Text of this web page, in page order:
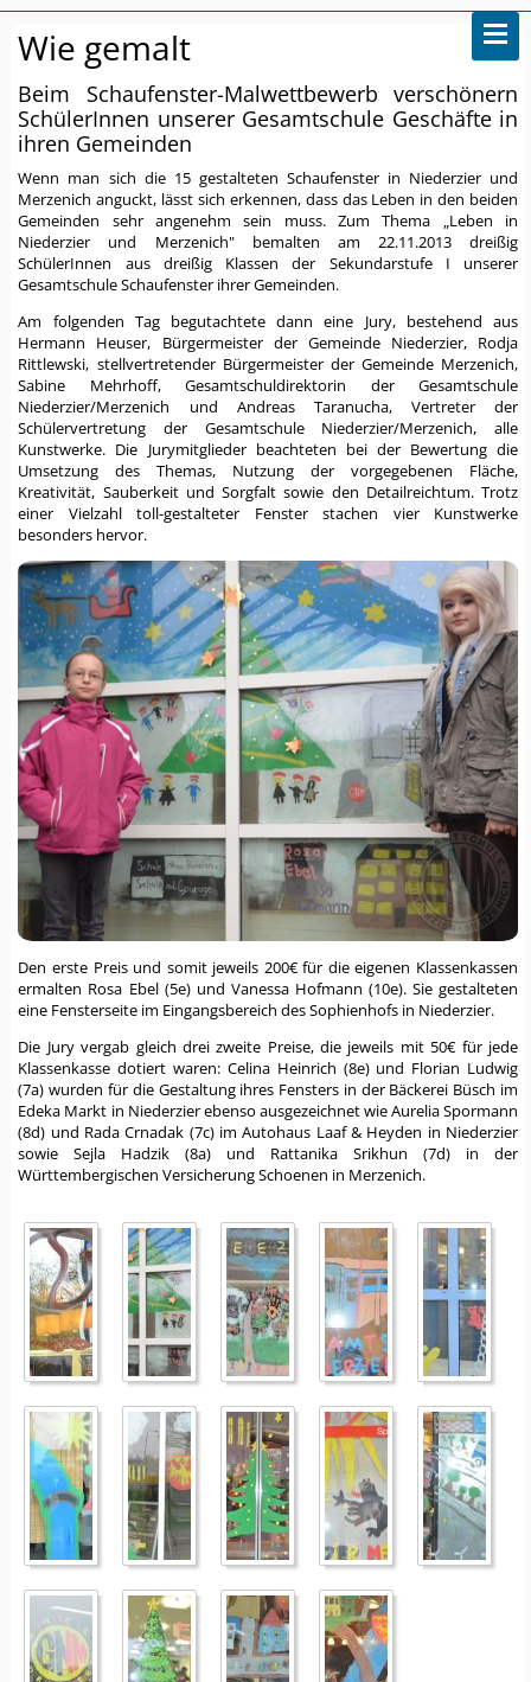
Wie gemalt
Beim Schaufenster-Malwettbewerb verschönern
SchülerInnen unserer Gesamtschule Geschäfte in
ihren Gemeinden
Wenn man sich die 15 gestalteten Schaufenster in Niederzier und
Merzenich anguckt, lässt sich erkennen, dass das Leben in den beiden
Gemeinden sehr angenehm sein muss. Zum Thema „Leben in
Niederzier und Merzenich" bemalten am 22.11.2013 dreißig
SchülerInnen aus dreißig Klassen der Sekundarstufe I unserer
Gesamtschule Schaufenster ihrer Gemeinden.
Am folgenden Tag begutachtete dann eine Jury, bestehend aus
Hermann Heuser, Bürgermeister der Gemeinde Niederzier, Rodja
Rittlewski, stellvertretender Bürgermeister der Gemeinde Merzenich,
Sabine Mehrhoff, Gesamtschuldirektorin der Gesamtschule
Niederzier/Merzenich und Andreas Taranucha, Vertreter der
Schülervertretung der Gesamtschule Niederzier/Merzenich, alle
Kunstwerke. Die Jurymitglieder beachteten bei der Bewertung die
Umsetzung des Themas, Nutzung der vorgegebenen Fläche,
Kreativität, Sauberkeit und Sorgfalt sowie den Detailreichtum. Trotz
einer Vielzahl toll-gestalteter Fenster stachen vier Kunstwerke
besonders hervor.
Den erste Preis und somit jeweils 200€ für die eigenen Klassenkassen
ermalten Rosa Ebel (5e) und Vanessa Hofmann (10e). Sie gestalteten
eine Fensterseite im Eingangsbereich des Sophienhofs in Niederzier.
Die Jury vergab gleich drei zweite Preise, die jeweils mit 50€ für jede
Klassenkasse dotiert waren: Celina Heinrich (8e) und Florian Ludwig
(7a) wurden für die Gestaltung ihres Fensters in der Bäckerei Büsch im
Edeka Markt in Niederzier ebenso ausgezeichnet wie Aurelia Spormann
(8d) und Rada Crnadak (7c) im Autohaus Laaf & Heyden in Niederzier
sowie Sejla Hadzik (8a) und Rattanika Srikhun (7d) in der
Württembergischen Versicherung Schoenen in Merzenich.